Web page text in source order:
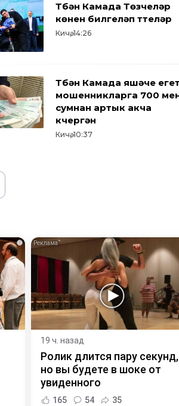
Түбән Камада Төзүчеләр
көнен билгеләп үттеләр
Кичә, 14:26
Түбән Камада яшәүче егет
мошенникларга 700
сумнан артык акча
күчергән
Кичә, 10:37
i
19 ч. назад
Ролик длится пару секунд,
но вы будете в шоке от
увиденного
165 54 35